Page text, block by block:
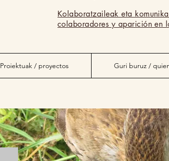
Kolaboratzaileak eta
colaboradores y aparición en
Proiektuak / proyectos Guri buruz /